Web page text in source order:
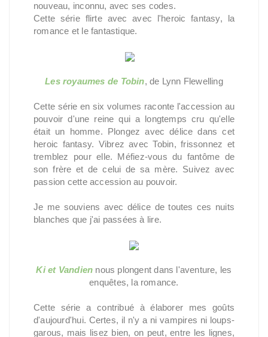
nouveau, inconnu, avec ses codes.
Cette série flirte avec avec l'heroic fantasy, la
romance et le fantastique.
Les royaumes de Tobin, de Lynn Flewelling
Cette série en six volumes raconte l'accession au
pouvoir d'une reine qui a longtemps cru qu'elle
était un homme. Plongez avec délice dans cet
heroic fantasy. Vibrez avec Tobin, frissonnez et
tremblez pour elle. Méfiez-vous du fantôme de
son frère et de celui de sa mère. Suivez avec
passion cette accession au pouvoir.
Je me souviens avec délice de toutes ces nuits
blanches que j'ai passées à lire.
Ki et Vandien nous plongent dans l'aventure, les
enquêtes, la romance.
Cette série a contribué à élaborer mes goûts
d'aujourd'hui. Certes, il n'y a ni vampires ni loups-
garous, mais lisez bien, on peut, entre les lignes,